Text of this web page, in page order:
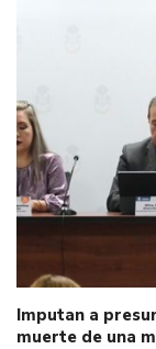
Imputan a
muerte de una